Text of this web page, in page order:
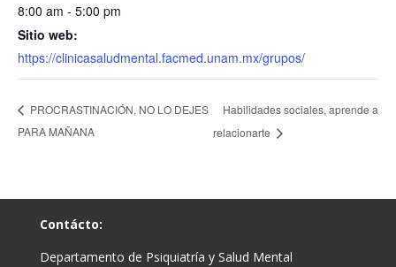
8:00 am - 5:00 pm
Sitio web:
https://clinicasaludmental.facmed.unam.mx/grupos/
PROCRASTINACIÓN, NO LO DEJES
PARA MAÑANA
Habilidades sociales, aprende a
relacionarte
Contácto:
Departamento de Psiquiatría y Salud Mental